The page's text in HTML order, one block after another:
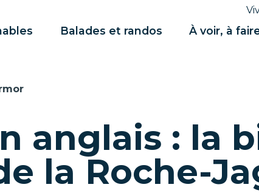
Balades et randos À voir, à
anglais : la
la Roche-